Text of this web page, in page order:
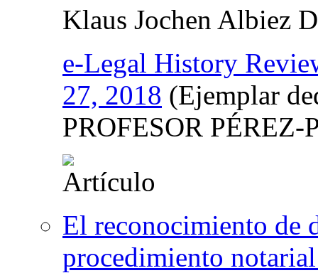
Klaus Jochen Albiez
e-Legal History
27, 2018 (Ejemplar
PROFESOR PÉREZ-
El reconocimiento de
procedimiento